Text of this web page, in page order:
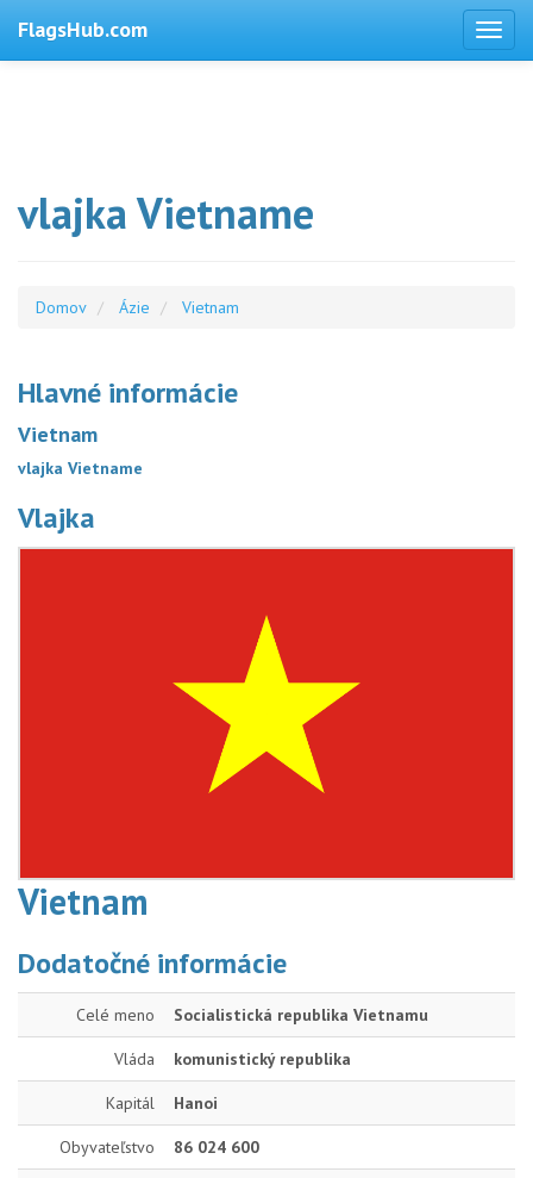
FlagsHub.com
vlajka Vietname
Domov Ázie Vietnam
Hlavné informácie
Vietnam
vlajka Vietname
Vlajka
Vietnam
Dodatočné informácie
Celé meno Socialistická republika Vietnamu
Vláda komunistický republika
Kapitál Hanoi
Obyvateľstvo 86 024 600